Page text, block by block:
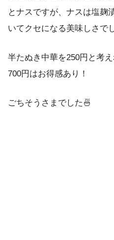
とナスですが、ナスは塩麹
いてクセになる美味しさで
半たぬき中華を250円と考
700円はお得感あり！
ごちそうさまでした🍜